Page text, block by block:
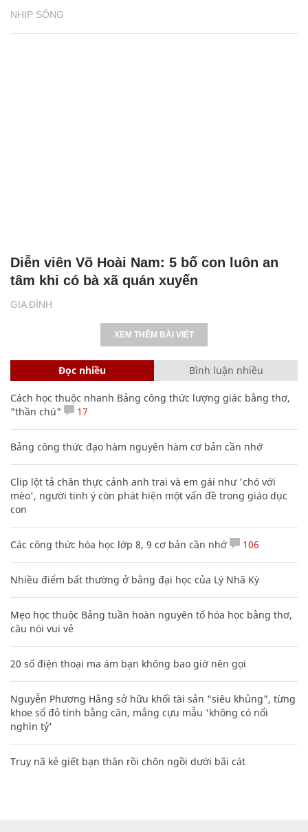
NHỊP SỐNG
GIA ĐÌNH
Diễn viên Võ Hoài Nam: 5 bố con luôn an
tâm khi có bà xã quán xuyến
XEM THÊM BÀI VIẾT
Đọc nhiều Bình luận nhiều
Cách học thuộc nhanh Bảng công thức lượng giác bằng thơ,
"thần chú"
17
Bảng công thức đạo hàm nguyên hàm cơ bản cần nhớ
Clip lột tả chân thực cảnh anh trai và em gái như 'chó với
mèo', người tinh ý còn phát hiện một vấn đề trong giáo dục
con
Các công thức hóa học lớp 8, 9 cơ bản cần nhớ 106
Nhiều điểm bất thường ở bằng đại học của Lý Nhã Kỳ
Mẹo học thuộc Bảng tuần hoàn nguyên tố hóa học bằng thơ,
câu nói vui vẻ
20 số điện thoại ma ám bạn không bao giờ nên gọi
Nguyễn Phương Hằng sở hữu khối tài sản "siêu khủng", từng
khoe sổ đỏ tính bằng cân, mắng cựu mẫu 'không có nổi
nghìn tỷ'
Truy nã kẻ giết bạn thân rồi chôn ngồi dưới bãi cát